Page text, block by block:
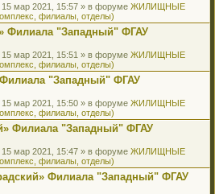
15 мар 2021, 15:57 » в форуме ЖИЛИЩНЫЕ
филиалы, отделы)
Филиала "Западный" ФГАУ
15 мар 2021, 15:51 » в форуме ЖИЛИЩНЫЕ
филиалы, отделы)
"Западный" ФГАУ
15 мар 2021, 15:50 » в форуме ЖИЛИЩНЫЕ
филиалы, отделы)
Филиала "Западный" ФГАУ
15 мар 2021, 15:47 » в форуме ЖИЛИЩНЫЕ
филиалы, отделы)
Филиала "Западный" ФГАУ